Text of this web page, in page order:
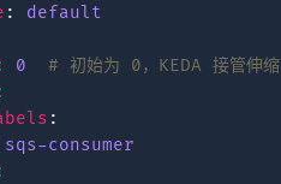
:
default
0
# 初始为 0，KEDA 接管伸缩
:
sqs-consumer